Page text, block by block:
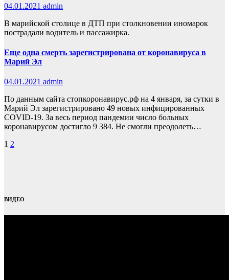
04.01.2021 admin
В марийской столице в ДТП при столкновении иномарок
пострадали водитель и пассажирка.
Еще одна смерть зарегистрирована от коронавируса в
Марий Эл
04.01.2021 admin
По данным сайта стопкоронавирус.рф на 4 января, за сутки в
Марий Эл зарегистрировано 49 новых инфицированных
COVID-19. За весь период пандемии число больных
коронавирусом достигло 9 384. Не смогли преодолеть…
Пагинация
1 2
ВИДЕО